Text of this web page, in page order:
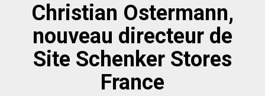
Christian Ostermann,
nouveau directeur de
Site Schenker Stores
France